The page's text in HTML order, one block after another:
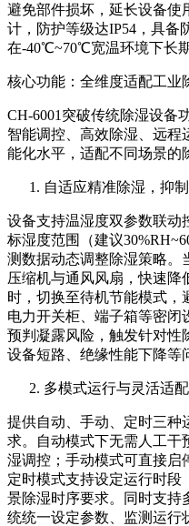
避免部件损坏，延长设备使
计，防护等级达IP54，具备
在-40℃~70℃宽温环境下长
核心功能：全维度适配工业
CH-6001突破传统除湿设备
智能调控、高效除湿、远程
能化水平，适配不同场景的
自适应精准除湿，抑
设备支持温湿度双参数联动
标湿度范围（建议
测数据动态调整除湿策略。
压缩机与通风风扇，快速降
时，切换至待机节能模式，
电力开关柜、端子箱等密闭
预判凝露风险，触发针对性
设备短路、绝缘性能下降等
多模式运行与灵活适配
提供自动、手动、定时三种
求。自动模式下无需人工干
湿调控；手动模式可直接启
定时模式支持设定运行时段
景除湿时序要求。同时支持
统统一设定参数、监测运行